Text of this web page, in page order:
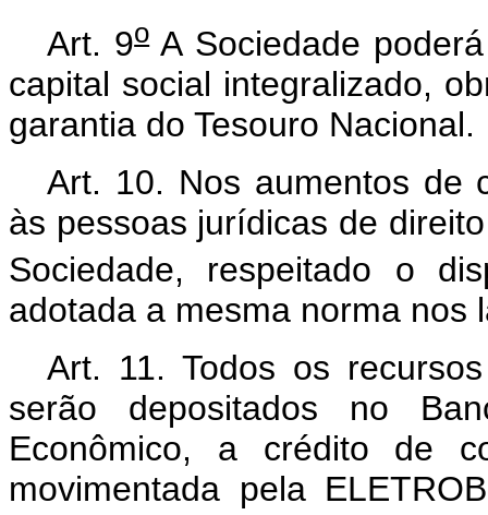
Art. 9oA Sociedade
capital social integralizado,
garantia do Tesouro Nacional.
Art. 10. Nos aumentos de
às pessoas jurídicas de
Sociedade, respeitado o
adotada a mesma norma nos
Art. 11. Todos os
serão depositados no
Econômico, a crédito de
movimentada pela